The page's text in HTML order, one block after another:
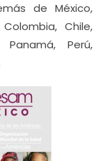
de México,
Chile,
Panamá, Perú,